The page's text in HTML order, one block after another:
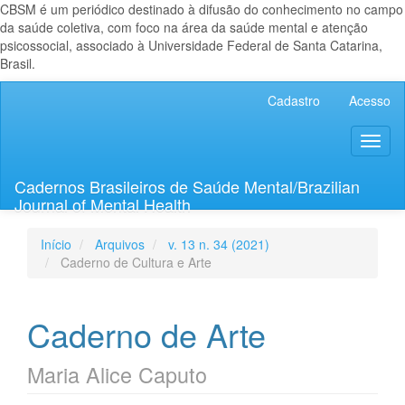
CBSM é um periódico destinado à difusão do conhecimento no campo
da saúde coletiva, com foco na área da saúde mental e atenção
psicossocial, associado à Universidade Federal de Santa Catarina,
Brasil.
Lateral
Cadastro Acesso
Cadernos Brasileiros de Saúde Mental/Brazilian
Journal of Mental Health
Início Arquivos
v. 13 n. 34 (2021)
Caderno de Cultura e Arte
Caderno de Arte
Maria Alice Caputo